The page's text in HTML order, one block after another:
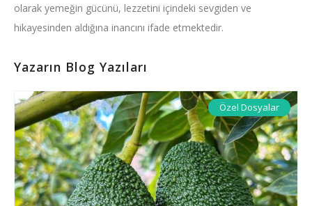
olarak yemeğin gücünü, lezzetini içindeki sevgiden ve
hikayesinden aldığına inancını ifade etmektedir.
Yazarın Blog Yazıları
Özel Dosyalar